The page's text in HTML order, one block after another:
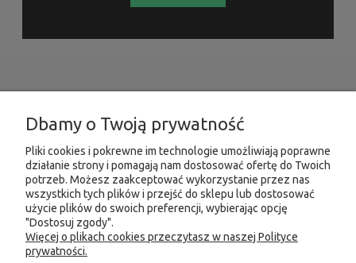
INFORMACJE
MOJE KONTO
PRODUKTY
KONTAKT KSIĘGARNIA FACHOWA.PL
Dbamy o Twoją prywatność
Pliki cookies i pokrewne im technologie umożliwiają poprawne
działanie strony i pomagają nam dostosować ofertę do Twoich
potrzeb. Możesz zaakceptować wykorzystanie przez nas
wszystkich tych plików i przejść do sklepu lub dostosować
użycie plików do swoich preferencji, wybierając opcję
"Dostosuj zgody".
Więcej o plikach cookies przeczytasz w naszej Polityce
prywatności.